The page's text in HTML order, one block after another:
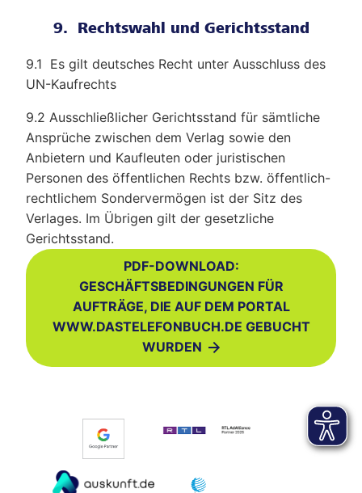
9. Rechtswahl und Gerichtsstand
9.1 Es gilt deutsches Recht unter Ausschluss des
UN-Kaufrechts
9.2 Ausschließlicher Gerichtsstand für sämtliche
Ansprüche zwischen dem Verlag sowie den
Anbietern und Kaufleuten oder juristischen
Personen des öffentlichen Rechts bzw. öffentlich-
rechtlichem Sondervermögen ist der Sitz des
Verlages. Im Übrigen gilt der gesetzliche
Gerichtsstand.
PDF-DOWNLOAD:
GESCHÄFTSBEDINGUNGEN FÜR
AUFTRÄGE, DIE AUF DEM PORTAL
WWW.DASTELEFONBUCH.DE GEBUCHT
WURDEN